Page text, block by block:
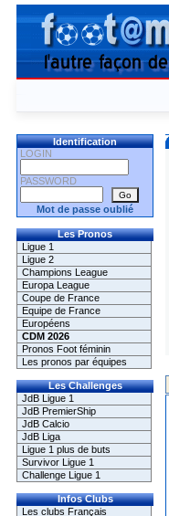
Identification
LOGIN
PASSWORD
Mot de passe oublié
Les Pronos
Ligue 1
Ligue 2
Champions League
Europa League
Coupe de France
Equipe de France
Européens
CDM 2026
Pronos Foot féminin
Les pronos par équipes
Les Challenges
JdB Ligue 1
JdB PremierShip
JdB Calcio
JdB Liga
Ligue 1 plus de buts
Survivor Ligue 1
Challenge Ligue 1
Infos Clubs
Les clubs Français